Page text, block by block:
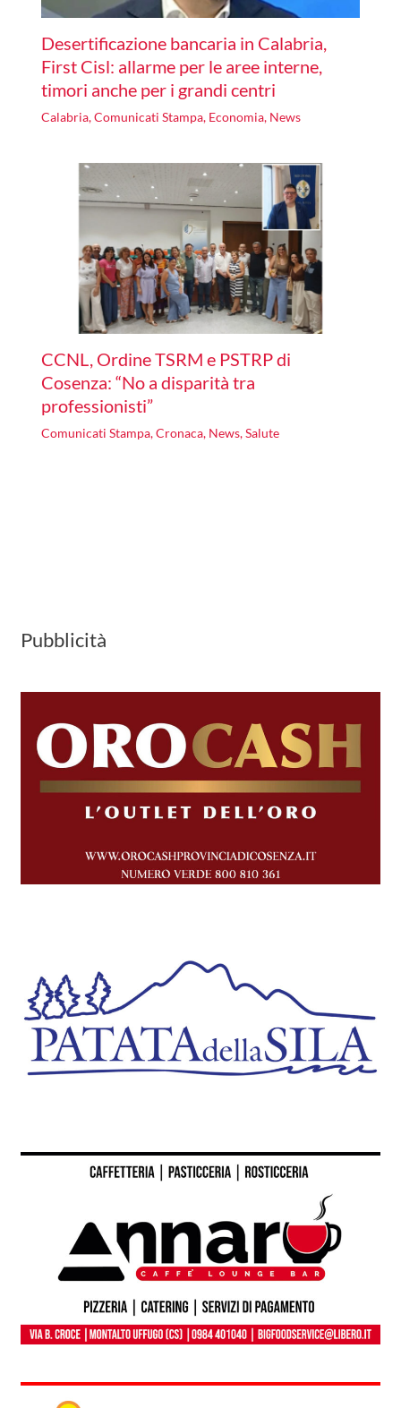
Desertificazione bancaria in Calabria,
First Cisl: allarme per le aree interne,
timori anche per i grandi centri
Calabria,Comunicati Stampa, Economia, News
CCNL, Ordine TSRM e PSTRP di
Cosenza: “No a disparità tra
professionisti”
Comunicati Stampa,Cronaca, News,Salute
Pubblicità